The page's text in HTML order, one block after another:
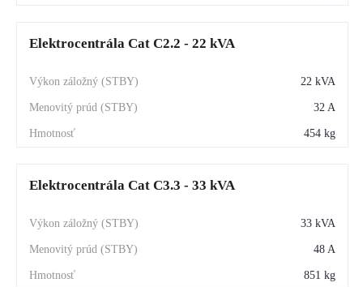
Elektrocentrála Cat C2.2 - 22 kVA
22 kVA
32 A
454 kg
Elektrocentrála Cat C3.3 - 33 kVA
33 kVA
48 A
851 kg